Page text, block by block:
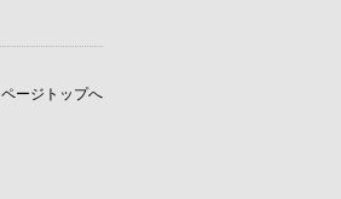
ページトップへ